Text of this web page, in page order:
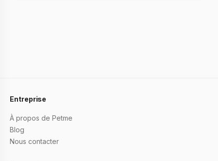
Entreprise
À propos de Petme
Blog
Nous contacter